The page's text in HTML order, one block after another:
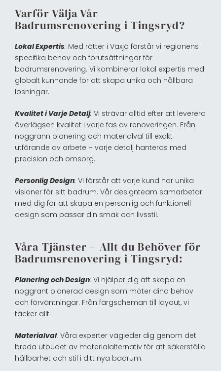
Varför Välja Vår
Badrumsrenovering i Tingsryd?
Lokal Expertis: Med rötter i Växjö förstår vi regionens
specifika behov och förutsättningar för
badrumsrenovering. Vi kombinerar lokal expertis med
globalt kunnande för att skapa unika och hållbara
lösningar.
Kvalitet i Varje Detalj: Vi strävar alltid efter att leverera
överlägsen kvalitet i varje fas av renoveringen. Från
noggrann planering och materialval till exakt
utförande av arbete – varje detalj hanteras med
precision och omsorg.
Personlig Design: Vi förstår att varje kund har unika
visioner för sitt badrum. Vår designteam samarbetar
med dig för att skapa en personlig och funktionell
design som passar din smak och livsstil.
Våra Tjänster – Allt du Behöver för
Badrumsrenovering i Tingsryd:
Planering och Design: Vi hjälper dig att skapa en
noggrant planerad design som möter dina behov
och förväntningar. Från färgscheman till layout, vi
täcker allt.
Materialval: Våra experter vägleder dig genom det
breda utbudet av materialalternativ för att säkerställa
hållbarhet och stil i ditt nya badrum.